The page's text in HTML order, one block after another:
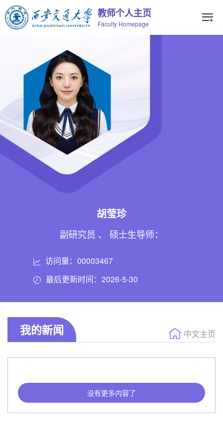
教师个人主页
Faculty Homepage
胡莹珍
副研究员 、 硕士生导师：
访问量：00003467
最后更新时间：2026-5-30
我的新闻 中文主页
没有更多内容了